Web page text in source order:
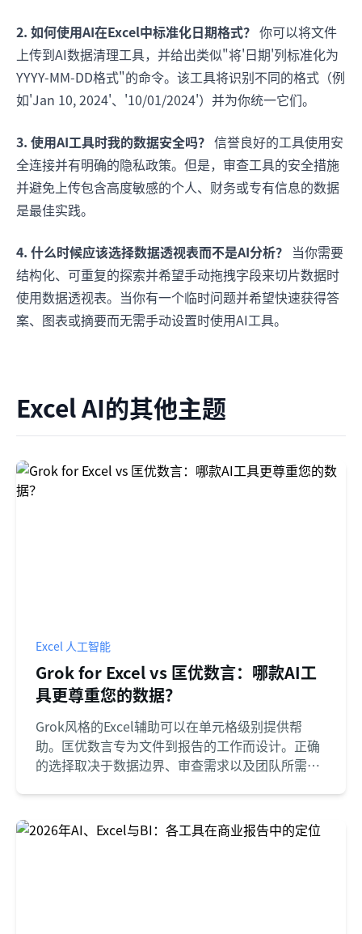
2. 如何使用AI在Excel中标准化日期格式？ 你可以将文件
上传到AI数据清理工具，并给出类似"将'日期'列标准化为
YYYY-MM-DD格式"的命令。该工具将识别不同的格式（例
如'Jan 10, 2024'、'10/01/2024'）并为你统一它们。
3. 使用AI工具时我的数据安全吗？ 信誉良好的工具使用安
全连接并有明确的隐私政策。但是，审查工具的安全措施
并避免上传包含高度敏感的个人、财务或专有信息的数据
是最佳实践。
4. 什么时候应该选择数据透视表而不是AI分析？ 当你需要
结构化、可重复的探索并希望手动拖拽字段来切片数据时
使用数据透视表。当你有一个临时问题并希望快速获得答
案、图表或摘要而无需手动设置时使用AI工具。
Excel AI的其他主题
Excel 人工智能
Grok for Excel vs 匡优数言：哪款AI工
具更尊重您的数据？
Grok风格的Excel辅助可以在单元格级别提供帮
助。匡优数言专为文件到报告的工作而设计。正确
的选择取决于数据边界、审查需求以及团队所需的